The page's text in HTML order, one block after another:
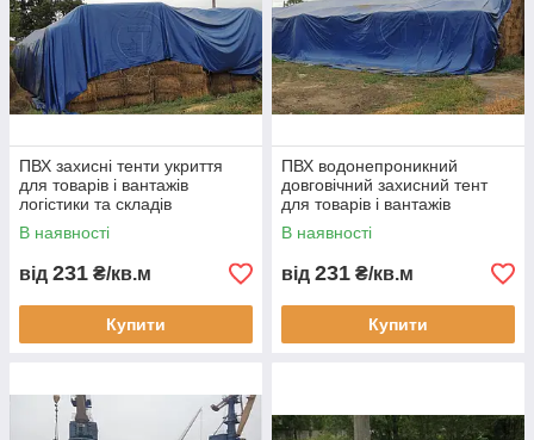
ПВХ захисні тенти укриття
для товарів і вантажів
логістики та складів
водонепроникне накриття
для транспортування і
В наявності
від 231 ₴/кв.м
Купити
ПВХ водонепроникний
довговічний захисний тент
для товарів і вантажів
логістики та складів будь який
розмір конфігурація і колір
В наявності
від 231 ₴/кв.м
Купити